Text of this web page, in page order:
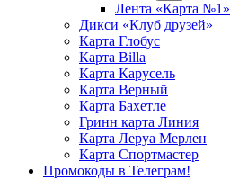
Лента «Карта №1»
Дикси «Клуб друзей»
Карта Глобус
Карта Billa
Карта Карусель
Карта Верный
Карта Бахетле
Гринн карта Линия
Карта Леруа Мерлен
Карта Спортмастер
Промокоды в Телеграм!